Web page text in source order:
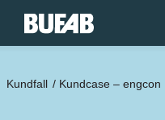
Kundfall / Kundcase – engcon